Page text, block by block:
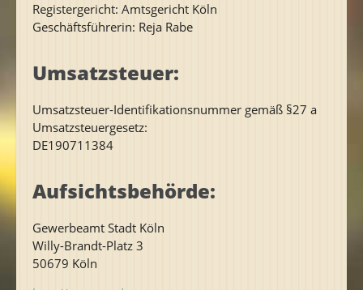
Registergericht: Amtsgericht Köln
Geschäftsführerin: Reja Rabe
Umsatzsteuer:
Umsatzsteuer-Identifikationsnummer gemäß §27 a
Umsatzsteuergesetz:
DE190711384
Aufsichtsbehörde:
Gewerbeamt Stadt Köln
Willy-Brandt-Platz 3
50679 Köln